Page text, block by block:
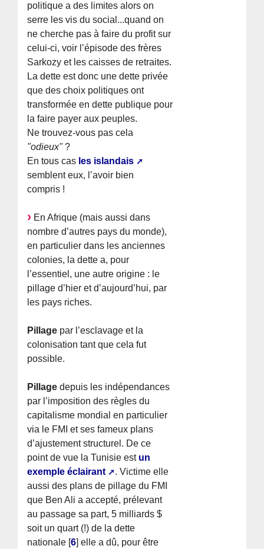
politique a des limites alors on
serre les vis du social...quand on
ne cherche pas à faire du profit sur
celui-ci, voir l’épisode des frères
Sarkozy et les caisses de retraites.
La dette est donc une dette privée
que des choix politiques ont
transformée en dette publique pour
la faire payer aux peuples.
Ne trouvez-vous pas cela
"odieux"?
En tous cas les islandais
semblent eux, l’avoir bien
compris !
En Afrique (mais aussi dans
nombre d’autres pays du monde),
en particulier dans les anciennes
colonies, la dette a, pour
l’essentiel, une autre origine : le
pillage d’hier et d’aujourd’hui, par
les pays riches.
Pillage par l’esclavage et la
colonisation tant que cela fut
possible.
Pillage depuis les indépendances
par l’imposition des règles du
capitalisme mondial en particulier
via le FMI et ses fameux plans
d’ajustement structurel. De ce
point de vue la Tunisie est un
exemple éclairant
. Victime elle
aussi des plans de pillage du FMI
que Ben Ali a accepté, prélevant
au passage sa part, 5 milliards $
soit un quart (!) de la dette
nationale [6] elle a dû, pour être